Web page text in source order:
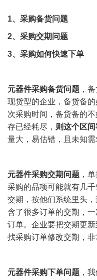
1、采购备货问题
2、采购交期问题
3、采购如何快速下单
元器件采购备货问题 ，
现货型的企业，备货备
次采购时间，备货备的
存已经耗尽， 则这个区
量大，易估错，且未知需
元器件采购交期问题 ，
采购的品项可能就有几
交期，按他们系统里头
含了很多订单的交期，
订单。企业要把交期更
找采购订单修改交期，非
元器件采购下单问题 ，